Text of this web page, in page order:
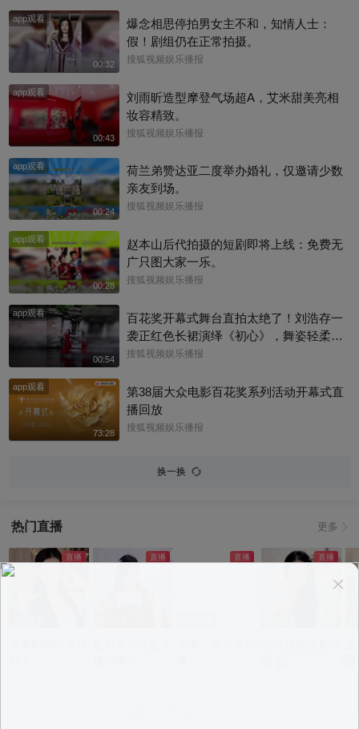
app观看
00:32
爆念相思停拍男女主不和，知情人士：
假！剧组仍在正常拍摄。
搜狐视频娱乐播报
app观看
00:43
刘雨昕造型摩登气场超A，艾米甜美亮相
妆容精致。
搜狐视频娱乐播报
app观看
00:24
荷兰弟赞达亚二度举办婚礼，仅邀请少数
亲友到场。
搜狐视频娱乐播报
app观看
00:28
赵本山后代拍摄的短剧即将上线：免费无
广只图大家一乐。
搜狐视频娱乐播报
app观看
00:54
百花奖开幕式舞台直拍太绝了！刘浩存一
袭正红色长裙演绎《初心》，舞姿轻柔舒
缓，气质干净又大方，整个人闪闪发光，
浩存
搜狐视频娱乐播报
app观看
73:28
第38届大众电影百花奖系列活动开幕式直
播回放
搜狐视频娱乐播报
换一换
热门直播 更多